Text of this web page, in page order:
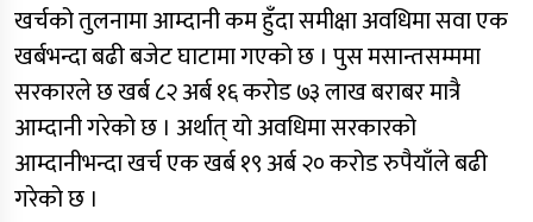
खर्चको तुलनामा आम्दानी कम हुँदा समीक्षा अवधिमा सवा एक
खर्बभन्दा बढी बजेट घाटामा गएको छ । पुस मसान्तसम्ममा
सरकारले छ खर्ब ८२ अर्ब १६ करोड ७३ लाख बराबर मात्रै
आम्दानी गरेको छ । अर्थात् यो अवधिमा सरकारको
आम्दानीभन्दा खर्च एक खर्ब १९ अर्ब २० करोड रुपैयाँले बढी
गरेको छ ।